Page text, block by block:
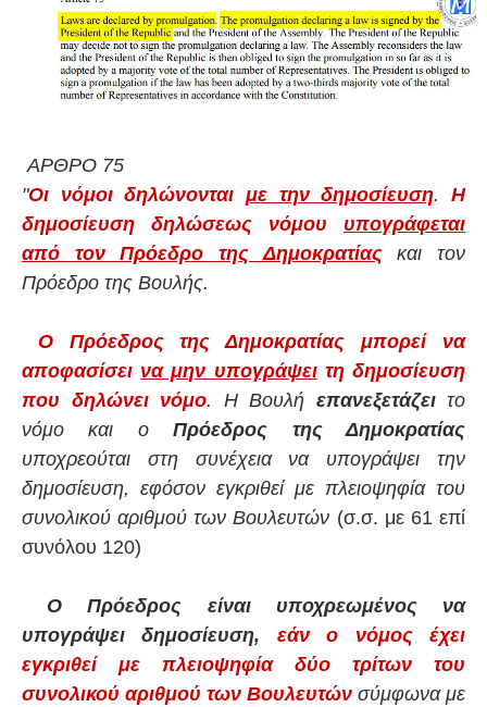
ΑΡΘΡΟ 75
"Οι νόμοι δηλώνονται με την δημοσίευση.Η
δημοσίευση δηλώσεως νόμου υπογράφεται
από τον Πρόεδρο της Δημοκρατίας
και τον
Πρόεδρο της Βουλής.
Ο Πρόεδρος της Δημοκρατίας μπορεί να
αποφασίσει να μην υπογράψειτη δημοσίευση
που δηλώνει νόμο. Η Βουλή επανεξετάζειτο
νόμο και οΠρόεδρος της Δημοκρατίας
υποχρεούται στη συνέχεια να υπογράψει την
δημοσίευση, εφόσον εγκριθεί με πλειοψηφία του
συνολικού αριθμού των Βουλευτών (σ.σ. με 61 επί
συνόλου 120)
Ο Πρόεδρος είναι υποχρεωμένος να
υπογράψει δημοσίευση,
εάν ο νόμος έχει
εγκριθεί με πλειοψηφία δύο τρίτων του
συνολικού αριθμού των Βουλευτών σύμφωνα με